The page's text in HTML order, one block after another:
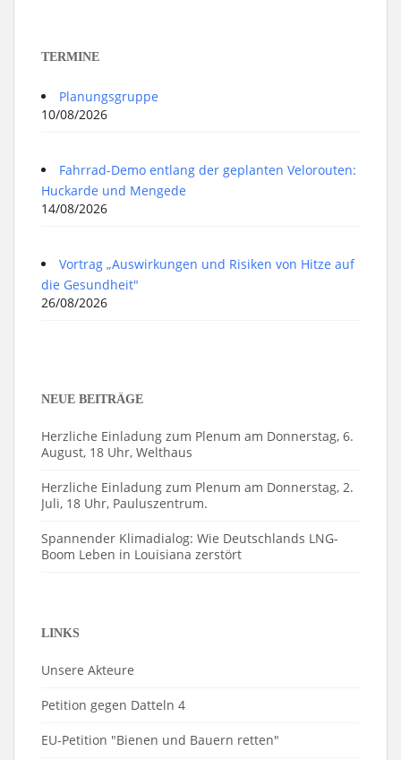
TERMINE
Planungsgruppe
10/08/2026
Fahrrad-Demo entlang der geplanten Velorouten:
Huckarde und Mengede
14/08/2026
Vortrag „Auswirkungen und Risiken von Hitze auf
die Gesundheit"
26/08/2026
NEUE BEITRÄGE
Herzliche Einladung zum Plenum am Donnerstag, 6.
August, 18 Uhr, Welthaus
Herzliche Einladung zum Plenum am Donnerstag, 2.
Juli, 18 Uhr, Pauluszentrum.
Spannender Klimadialog: Wie Deutschlands LNG-
Boom Leben in Louisiana zerstört
LINKS
Unsere Akteure
Petition gegen Datteln 4
EU-Petition "Bienen und Bauern retten"